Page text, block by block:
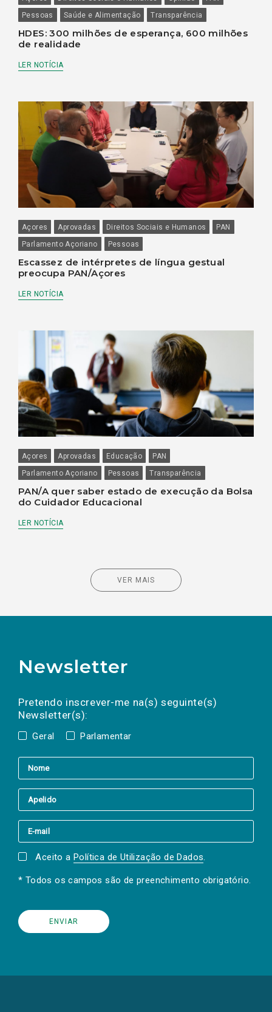
Pessoas
Saúde e Alimentação Transparência
HDES: 300 milhões de esperança, 600 milhões
de realidade
LER NOTÍCIA
Açores Aprovadas Direitos Sociais e Humanos
PAN
Parlamento Açoriano
Pessoas
Escassez de intérpretes de língua gestual
preocupa PAN/Açores
LER NOTÍCIA
Açores Aprovadas Educação
PAN
Parlamento Açoriano
Pessoas Transparência
PAN/A quer saber estado de execução da Bolsa
do Cuidador Educacional
LER NOTÍCIA
VER MAIS
Newsletter
Pretendo inscrever-me na(s) seguinte(s)
Newsletter(s):
Geral Parlamentar
a(s) newsletter(s).
mail
Aceito a Política de Utilização de Dados.
* Todos os campos são de preenchimento obrigatório.